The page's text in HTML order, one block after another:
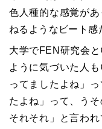
色人種的な感覚が
ねるようなビート感
大学でFEN研究会
ように気づいた人
ってましたよね」
たよね」って、う
それそれ」と言わ